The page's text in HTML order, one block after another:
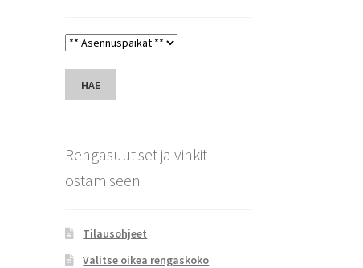
HAE
Rengasuutiset ja vinkit
ostamiseen
Tilausohjeet
Valitse oikea rengaskoko